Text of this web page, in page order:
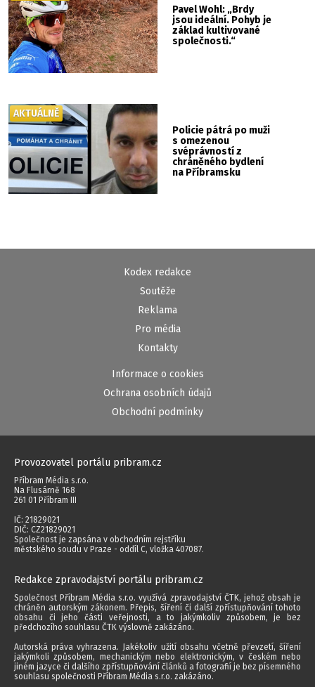
Pavel Wohl: „Brdy
jsou ideální. Pohyb je
základ kultivované
společnosti.“
Policie pátrá po muži
s omezenou
svéprávností z
chráněného bydlení
na Příbramsku
AKTUÁLNĚ
Kodex redakce
Soutěže
Reklama
Pro média
Kontakty
Informace o cookies
Ochrana osobních údajů
Obchodní podmínky
Provozovatel portálu pribram.cz
Příbram Média s.r.o.
Na Flusárně 168
261 01 Příbram III
IČ: 21829021
DIČ: CZ21829021
Společnost je zapsána v obchodním rejstříku
městského soudu v Praze - oddíl C, vložka 407087.
Redakce zpravodajství portálu pribram.cz
Společnost Příbram Média s.r.o. využívá zpravodajství ČTK, jehož obsah je
chráněn autorským zákonem. Přepis, šíření či další zpřístupňování tohoto
obsahu či jeho části veřejnosti, a to jakýmkoliv způsobem, je bez
předchozího souhlasu ČTK výslovně zakázáno.
Autorská práva vyhrazena. Jakékoliv užití obsahu včetně převzetí, šíření
jakýmkoli způsobem, mechanickým nebo elektronickým, v českém nebo
jiném jazyce či dalšího zpřístupňování článků a fotografií je bez písemného
souhlasu společnosti Příbram Média s.r.o. zakázáno.